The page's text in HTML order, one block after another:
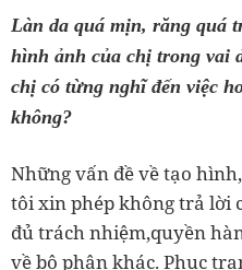
Làn da quá mịn, răng quá
hình ảnh của chị trong vai
chị có từng nghĩ đến việc
không?
Những vấn đề về tạo
tôi xin phép không trả lời
đủ trách nhiệm,quyền
về bộ phận khác. Phục